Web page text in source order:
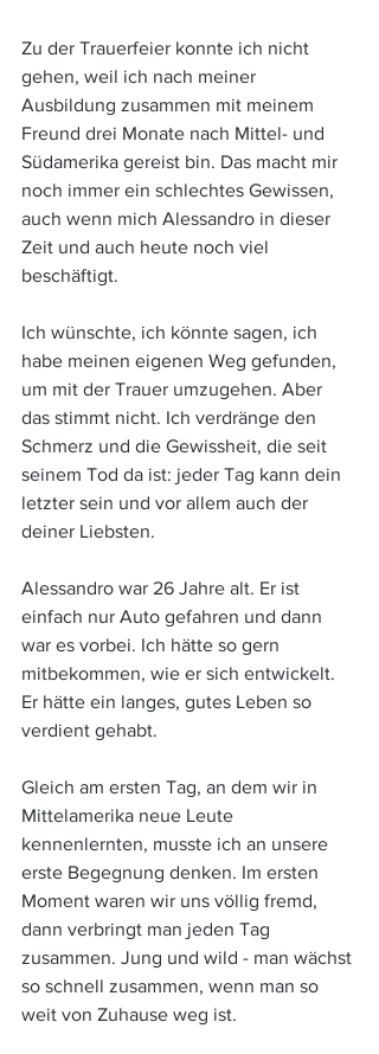
Zu der Trauerfeier konnte ich nicht
gehen, weil ich nach meiner
Ausbildung zusammen mit meinem
Freund drei Monate nach Mittel- und
Südamerika gereist bin. Das macht mir
noch immer ein schlechtes Gewissen,
auch wenn mich Alessandro in dieser
Zeit und auch heute noch viel
beschäftigt.
Ich wünschte, ich könnte sagen, ich
habe meinen eigenen Weg gefunden,
um mit der Trauer umzugehen. Aber
das stimmt nicht. Ich verdränge den
Schmerz und die Gewissheit, die seit
seinem Tod da ist: jeder Tag kann dein
letzter sein und vor allem auch der
deiner Liebsten.
Alessandro war 26 Jahre alt. Er ist
einfach nur Auto gefahren und dann
war es vorbei. Ich hätte so gern
mitbekommen, wie er sich entwickelt.
Er hätte ein langes, gutes Leben so
verdient gehabt.
Gleich am ersten Tag, an dem wir in
Mittelamerika neue Leute
kennenlernten, musste ich an unsere
erste Begegnung denken. Im ersten
Moment waren wir uns völlig fremd,
dann verbringt man jeden Tag
zusammen. Jung und wild - man wächst
so schnell zusammen, wenn man so
weit von Zuhause weg ist.